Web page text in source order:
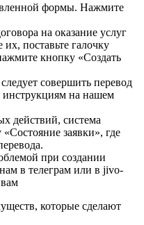
формы. Нажмите
на оказание услуг
поставьте галочку
кнопку «Создать
совершить перевод
на нашем
действий, система
заявки», где
при создании
в телеграм или в jivo-
которые сделают